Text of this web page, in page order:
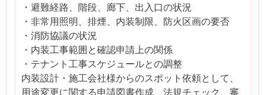
・避難経路、階段、廊下、出入口の状況
・非常用照明、排煙、内装制限、防火区画の要否
・消防協議の状況
・内装工事範囲と確認申請上の関係
・テナント工事スケジュールとの調整
内装設計・施工会社様からのスポット依頼として、
用途変更に関する申請図書作成、法規チェック、審